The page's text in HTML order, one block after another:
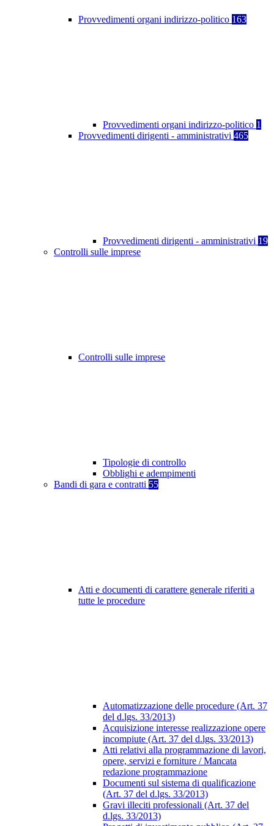
Provvedimenti organi indirizzo-politico 163
Provvedimenti organi indirizzo-politico 1
Provvedimenti dirigenti - amministrativi 465
Provvedimenti dirigenti - amministrativi 19
Controlli sulle imprese
Controlli sulle imprese
Tipologie di controllo
Obblighi e adempimenti
Bandi di gara e contratti 55
Atti e documenti di carattere generale riferiti a
tutte le procedure
Automatizzazione delle procedure (Art. 37
del d.lgs. 33/2013)
Acquisizione interesse realizzazione opere
incompiute (Art. 37 del d.lgs. 33/2013)
Atti relativi alla programmazione di lavori,
opere, servizi e forniture / Mancata
redazione programmazione
Documenti sul sistema di qualificazione
(Art. 37 del d.lgs. 33/2013)
Gravi illeciti professionali (Art. 37 del
d.lgs. 33/2013)